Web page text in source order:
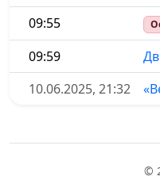
09:55
09:59
10.06.2025, 21:32
©